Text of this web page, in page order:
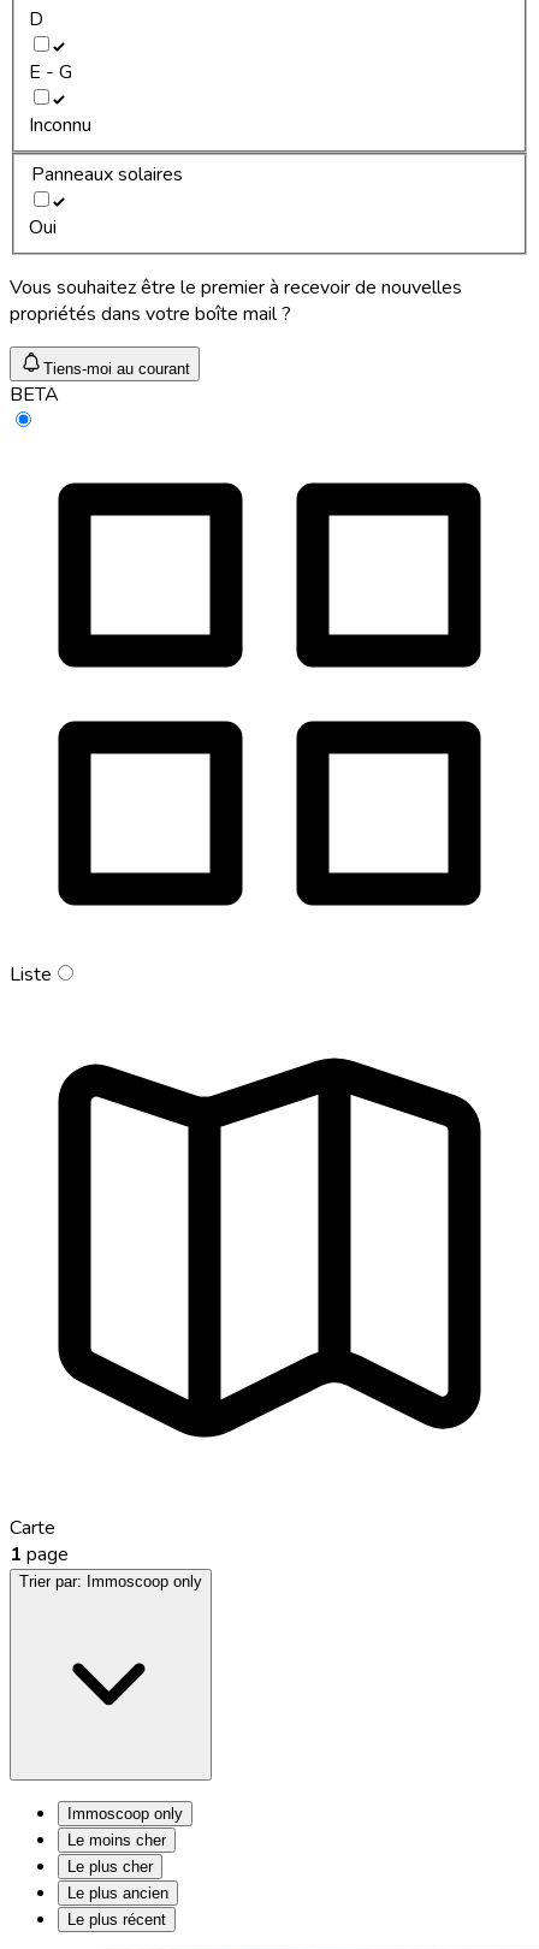
D
E - G
Inconnu
Panneaux solaires
Oui
Vous souhaitez être le premier à recevoir de nouvelles
propriétés dans votre boîte mail ?
Tiens-moi au courant
BETA
Liste
Carte
1 page
Trier par: Immoscoop only
Immoscoop only
Le moins cher
Le plus cher
Le plus ancien
Le plus récent